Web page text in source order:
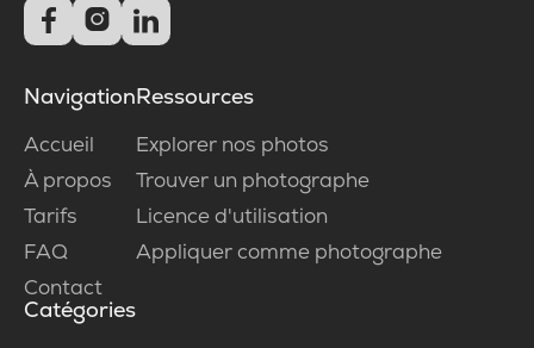
  
Navigation
Accueil
À propos
Tarifs
FAQ
Contact
Ressources
Explorer nos photos
Trouver un photographe
Licence d'utilisation
Appliquer comme photographe
Catégories